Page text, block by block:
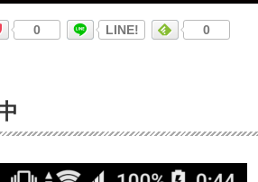
0 LINE! 0